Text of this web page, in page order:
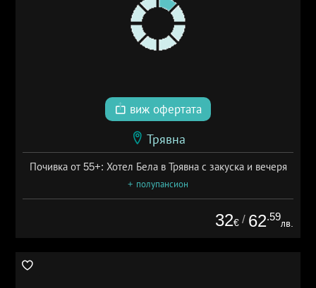
виж офертата
Трявна
Почивка от 55+: Хотел Бела в Трявна с закуска и вечеря
+ полупансион
32€ / 62.59
лв.